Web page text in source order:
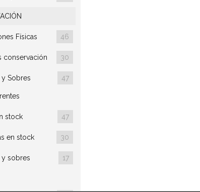
Físicas 46
conservación 30
y Sobres 47
stock 47
en stock 30
y sobres 17